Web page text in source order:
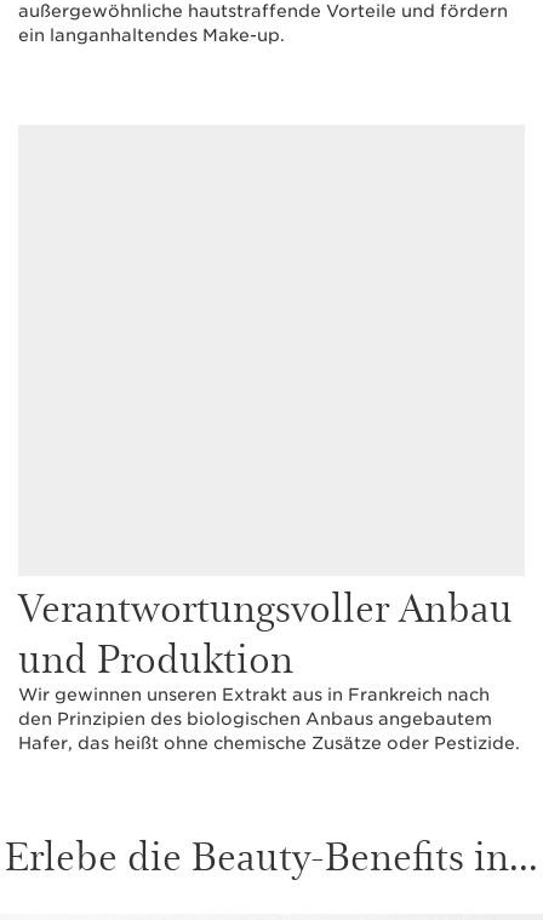
außergewöhnliche hautstraffende Vorteile und fördern
ein langanhaltendes Make-up.
Verantwortungsvoller Anbau
und Produktion
Wir gewinnen unseren Extrakt aus in Frankreich nach
den Prinzipien des biologischen Anbaus angebautem
Hafer, das heißt ohne chemische Zusätze oder Pestizide.
Erlebe die Beauty-Benefits in...